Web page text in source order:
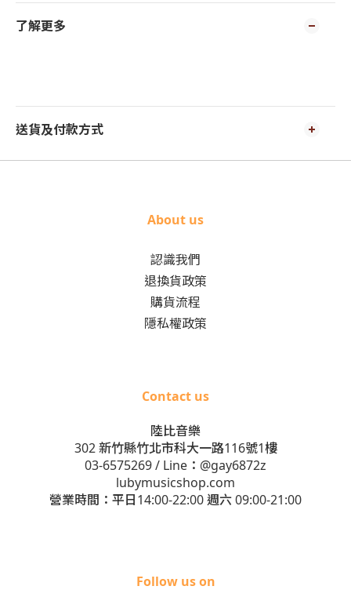
了解更多
送貨及付款方式
About us
認識我們
退換貨政策
購貨流程
隱私權政策
Contact us
陸比音樂
302 新竹縣竹北市科大一路116號1樓
03-6575269/ Line： @gay6872z
lubymusicshop.com
營業時間：平日14:00-22:00 週六 09:00-21:00
Follow us on